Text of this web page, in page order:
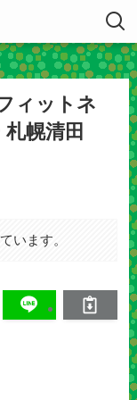
ィットネ
幌清田
います。